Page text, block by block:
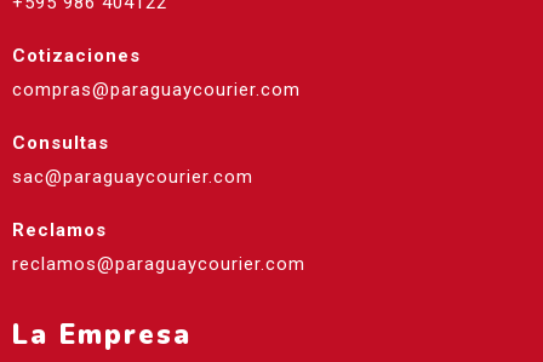
Cotizaciones
compras@paraguaycourier.com
Consultas
sac@paraguaycourier.com
Reclamos
reclamos@paraguaycourier.com
La Empresa